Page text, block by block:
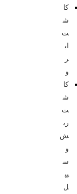
کا
ش
ت
اب
ر
و
کا
ش
ت
ری
ش
و
س
بی
ل